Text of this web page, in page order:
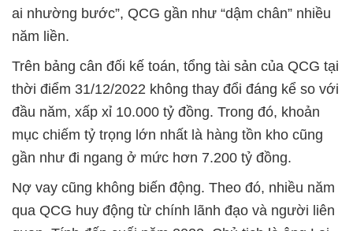
ai nhường bước”, QCG gần như “dậm chân” nhiều
năm liền.
Trên bảng cân đối kế toán, tổng tài sản của QCG tại
thời điểm 31/12/2022 không thay đổi đáng kể so với
đầu năm, xấp xỉ 10.000 tỷ đồng. Trong đó, khoản
mục chiếm tỷ trọng lớn nhất là hàng tồn kho cũng
gần như đi ngang ở mức hơn 7.200 tỷ đồng.
Nợ vay cũng không biến động. Theo đó, nhiều năm
qua QCG huy động từ chính lãnh đạo và người liên